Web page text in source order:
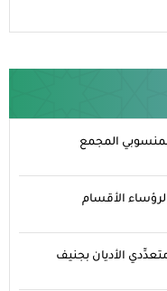
لمنسوبي المجمع
لرؤساء الأقسام
الأديان بجنيف